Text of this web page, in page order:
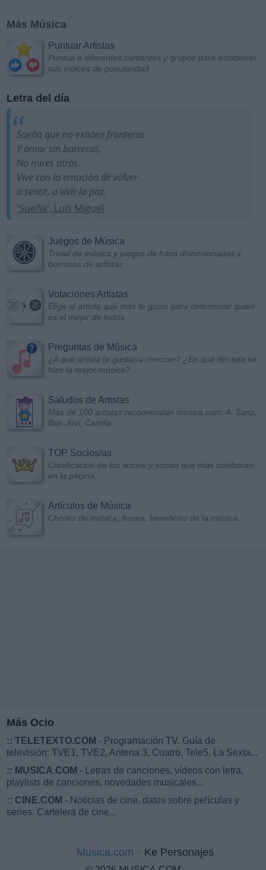
Más Música
Puntuar Artistas
Puntúa a diferentes cantantes y grupos para establecer
sus índices de popularidad
Letra del día
Sueña que no existen fronteras
Y amor sin barreras,
No mires atrás.
Vive con la emoción de volver
a sentir, a vivir la paz.
'Sueña', Luis Miguel
Juegos de Música
Trivial de música y juegos de fotos distorsionadas y
borrosas de artistas
Votaciones Artistas
Elige al artista que más te guste para determinar quién
es el mejor de todos
Preguntas de Música
¿A qué artista te gustaría conocer? ¿En qué década se
hizo la mejor música?...
Saludos de Artistas
Más de 100 artistas recomiendan musica.com: A. Sanz,
Bon Jovi, Camila...
TOP Socios/as
Clasificación de los socios y socias que más colaboran
en la página
Artículos de Música
Chistes de música, frases, beneficios de la música...
Más Ocio
:: TELETEXTO.COM - Programación TV. Guía de
televisión: TVE1, TVE2, Antena 3, Cuatro, Tele5, La Sexta...
:: MUSICA.COM - Letras de canciones, vídeos con letra,
playlists de canciones, novedades musicales...
:: CINE.COM - Noticias de cine, datos sobre películas y
series. Cartelera de cine...
Musica.com Ke Personajes